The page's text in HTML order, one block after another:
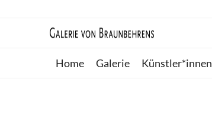
Home Galerie Künstler*innen